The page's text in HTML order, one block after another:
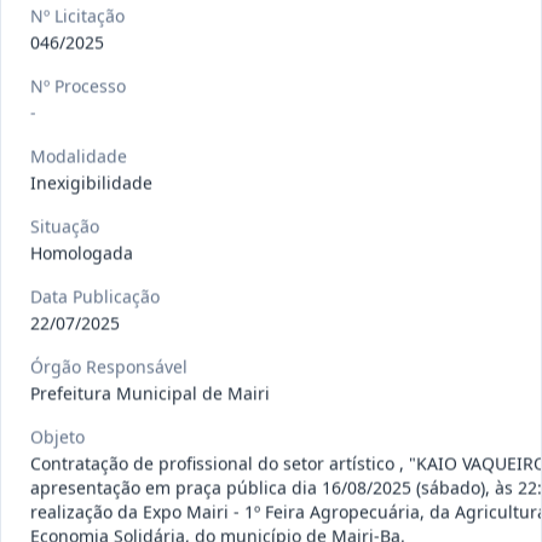
Pregão
Eletrônico
Situação:
013/2026
Pregão
Eletrônico
Situação: Publicada
009/2026
Credenciamento
credenciamento de pessoa
serviços...
Situação: Publicada Data:15/07/2026 Ver detalhes
Nº Licitação
046/2025
Nº Processo
-
Modalidade
Inexigibilidade
Situação
Homologada
Data Publicação
22/07/2025
Órgão Responsável
Prefeitura Municipal de Mairi
Objeto
Contratação de profissional do setor artístico , "KAIO
apresentação em praça pública dia 16/08/2025 (sábado), às
realização da Expo Mairi - 1º Feira Agropecuária, da
Economia Solidária, do município de Mairi-Ba.